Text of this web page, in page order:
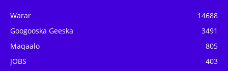
Warar
14688
Googooska Geeska
3491
Maqaalo
805
JOBS
403